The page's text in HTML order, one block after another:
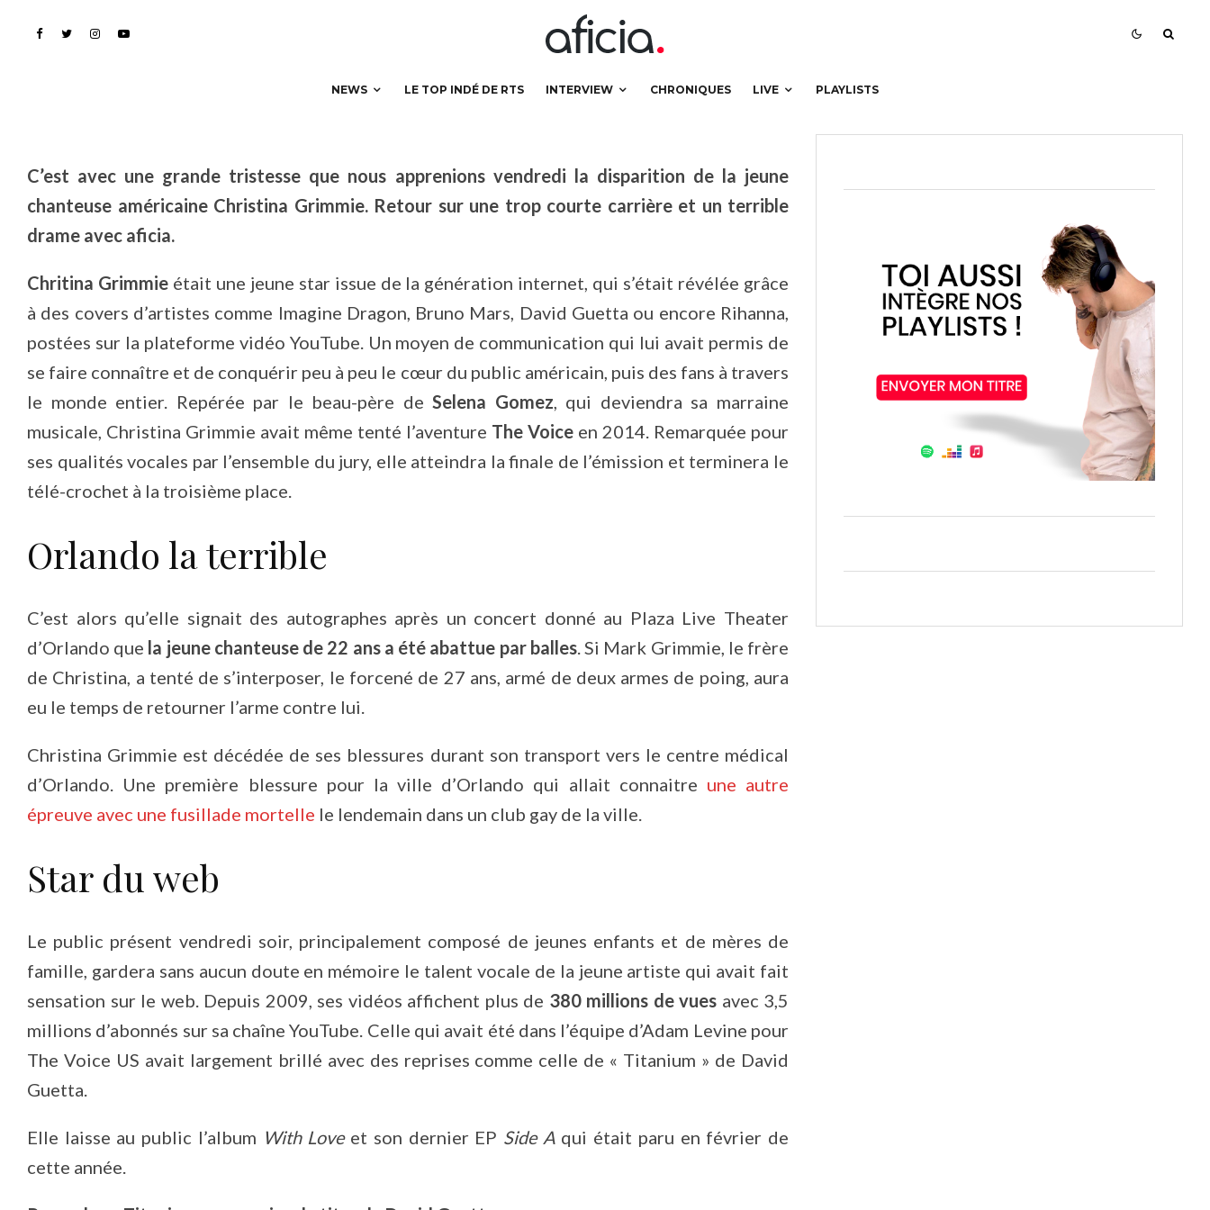
NEWS LE TOP INDÉ DE RTS INTERVIEW CHRONIQUES LIVE PLAYLISTS
s’est éteinte bien trop tôt
C’est avec une grande tristesse que nous apprenions vendredi la disparition de la jeune
chanteuse américaine Christina Grimmie. Retour sur une trop courte carrière et un terrible
drame avec aficia.
Chritina Grimmieétait une jeune star issue de la génération internet, qui s’était révélée grâce
à des covers d’artistes comme Imagine Dragon, Bruno Mars, David Guetta ou encore Rihanna,
postées sur la plateforme vidéo YouTube. Un moyen de communication qui lui avait permis de
se faire connaître et de conquérir peu à peu le cœur du public américain, puis des fans à travers
le monde entier. Repérée par le beau-père deSelena Gomez, qui deviendra sa marraine
musicale, Christina Grimmie avait même tenté l’aventure The Voice en 2014. Remarquée pour
ses qualités vocales par l’ensemble du jury, elle atteindra la finale de l’émission et terminera le
télé-crochet à la troisième place.
Orlando la terrible
C’est alors qu’elle signait des autographes après un concert donné au Plaza Live Theater
d’Orlando que la jeune chanteuse de 22 ans a été abattue par balles. Si Mark Grimmie, le frère
de Christina, a tenté de s’interposer, le forcené de 27 ans, armé de deux armes de poing, aura
eu le temps de retourner l’arme contre lui.
Christina Grimmie est décédée de ses blessures durant son transport vers le centre médical
d’Orlando. Une première blessure pour la ville d’Orlando qui allait connaitre une autre
épreuve avec une fusillade mortelle le lendemain dans un club gay de la ville.
Star du web
Le public présent vendredi soir, principalement composé de jeunes enfants et de mères de
famille, gardera sans aucun doute en mémoire le talent vocale de la jeune artiste qui avait fait
sensation sur le web. Depuis 2009, ses vidéos affichent plus de 380 millions de vues avec 3,5
millions d’abonnés sur sa chaîne YouTube. Celle qui avait été dans l’équipe d’Adam Levine pour
The Voice US avait largement brillé avec des reprises comme celle de « Titanium » de David
Guetta.
Elle laisse au public l’album With Loveet son dernier EP Side Aqui était paru en février de
cette année.